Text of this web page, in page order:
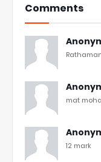
Comments
mat
12 mark